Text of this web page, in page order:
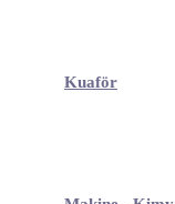
Kuaför